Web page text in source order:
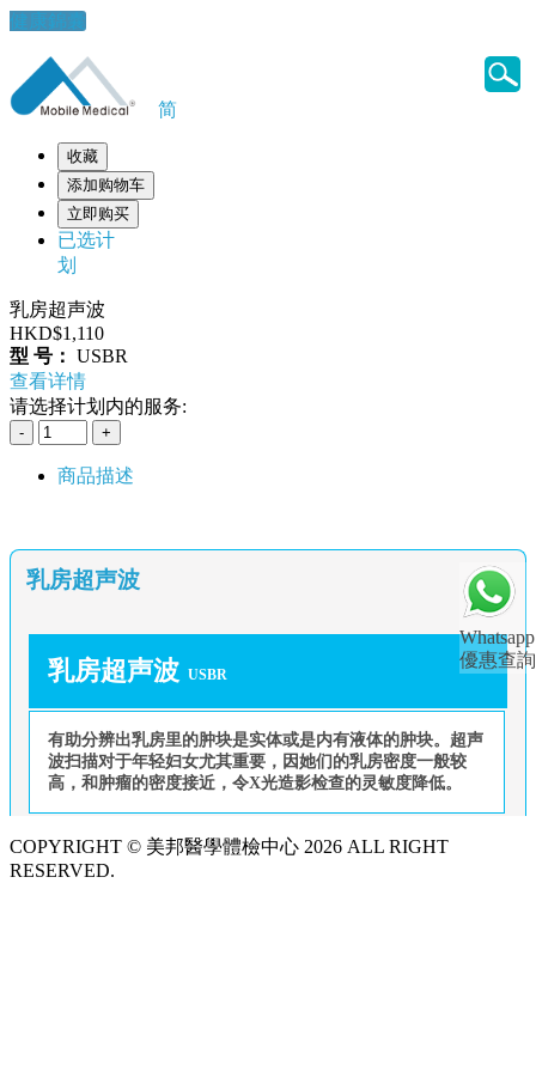
健康錦囊
Whatsapp
優惠查詢
简
收藏
添加购物车
立即购买
已选计
划
乳房超声波
HKD$1,110
型 号： USBR
查看详情
请选择计划内的服务:
商品描述
乳房超声波
乳房超声波 USBR
有助分辨出乳房里的肿块是实体或是内有液体的肿块。超声
波扫描对于年轻妇女尤其重要，因她们的乳房密度一般较
高，和肿瘤的密度接近，令X光造影检查的灵敏度降低。
COPYRIGHT © 美邦醫學體檢中心 2026 ALL RIGHT
RESERVED.